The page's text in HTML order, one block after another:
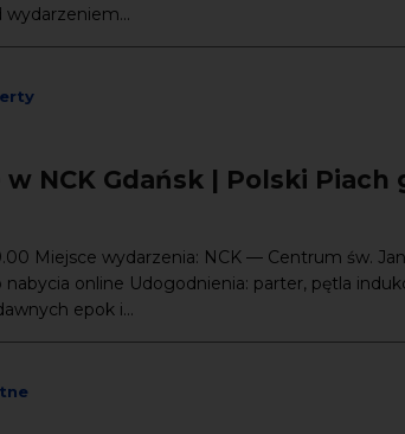
NCK Gdańsk | Polski Piach
Miejsce wydarzenia: NCK — Centrum św.
nabycia online Udogodnienia: parter, pętla
epok i...